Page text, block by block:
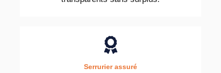
Serrurier assuré